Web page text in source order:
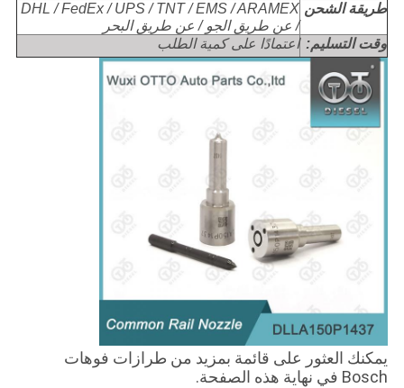
طريقة الشحن DHL / FedEx / UPS / TNT / EMS / ARAMEX
/ عن طريق الجو / عن طريق البحر
وقت التسليم: اعتمادًا على كمية الطلب
يمكنك العثور على قائمة بمزيد من طرازات فوهات
Bosch في نهاية هذه الصفحة.